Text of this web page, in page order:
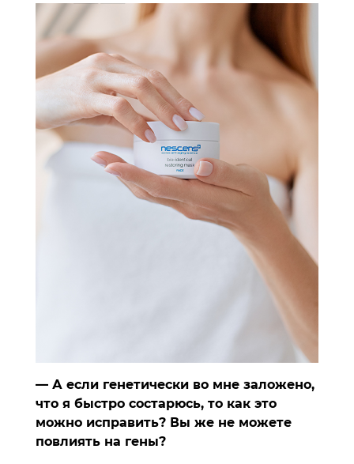
— А если генетически во мне заложено,
что я быстро состарюсь, то как это
можно исправить? Вы же не можете
повлиять на гены?